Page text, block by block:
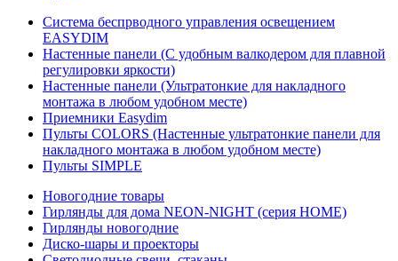
Система беспрводного управления освещением
EASYDIM
Настенные панели (С удобным валкодером для плавной
регулировки яркости)
Настенные панели (Ультратонкие для накладного
монтажа в любом удобном месте)
Приемники Easydim
Пульты COLORS (Настенные ультратонкие панели для
накладного монтажа в любом удобном месте)
Пульты SIMPLE
Новогодние товары
Гирлянды для дома NEON-NIGHT (серия HOME)
Гирлянды новогодние
Диско-шары и проекторы